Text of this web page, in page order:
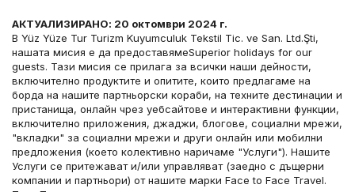
АКТУАЛИЗИРАНО: 20 октомври 2024 г.
В Yüz Yüze Tur Turizm Kuyumculuk Tekstil Tic. ve San. Ltd.Şti,
нашата мисия е да предоставямеSuperior holidays for our
guests. Тази мисия се прилага за всички наши дейности,
включително продуктите и опитите, които предлагаме на
борда на нашите партньорски кораби, на техните дестинации и
пристанища, онлайн чрез уебсайтове и интерактивни функции,
включително приложения, джаджи, блогове, социални мрежи,
"вкладки" за социални мрежи и други онлайн или мобилни
предложения (което колективно наричаме "Услуги"). Нашите
Услуги се притежават и/или управляват (заедно с дъщерни
компании и партньори) от нашите марки Face to Face Travel.